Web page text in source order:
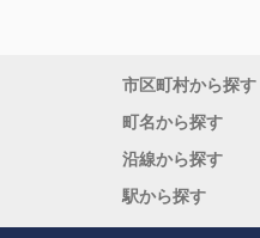
市区町村から探す
町名から探す
沿線から探す
駅から探す